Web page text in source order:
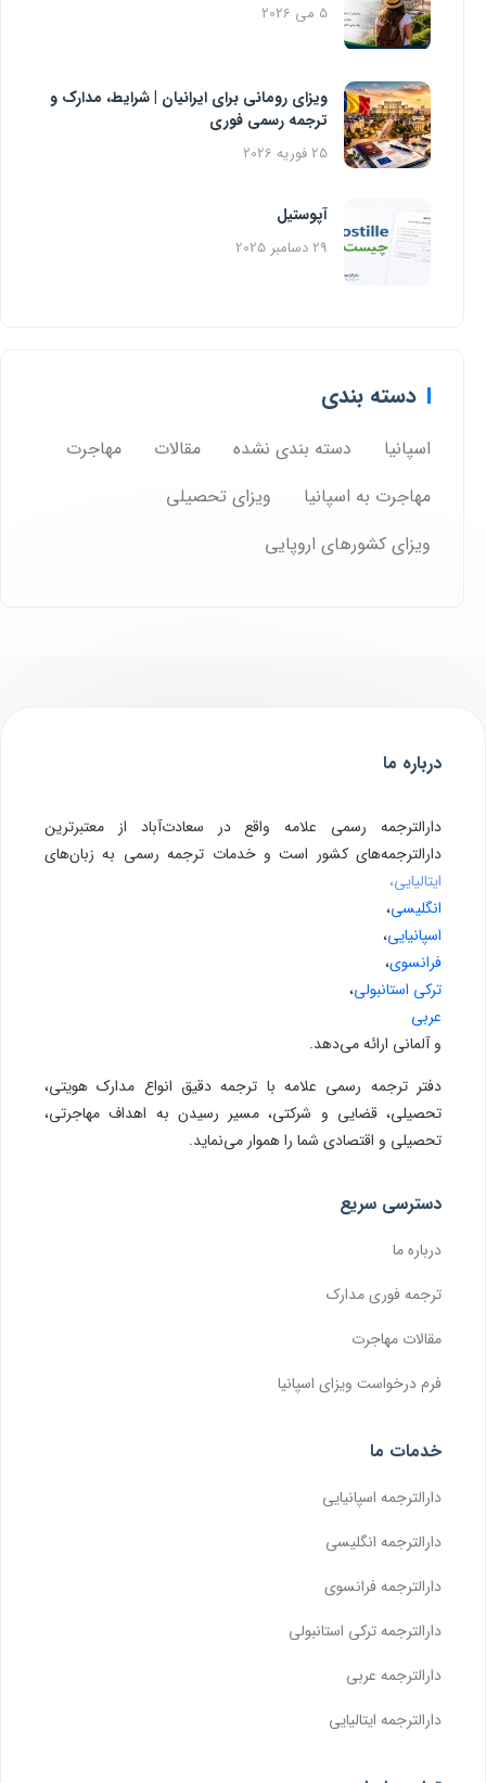
5 می 2026
ویزای رومانی برای ایرانیان | شرایط، مدارک و
ترجمه رسمی فوری
25 فوریه 2026
آپوستیل
29 دسامبر 2025
دسته بندی
اسپانیا دسته بندی نشده مقالات
مهاجرت
مهاجرت به اسپانیا
ویزای تحصیلی
ویزای کشورهای اروپایی
درباره ما
دارالترجمه رسمی علامه واقع در سعادت‌آباد از معتبرترین
دارالترجمه‌های کشور است و خدمات ترجمه رسمی به زبان‌های
ایتالیایی،
انگلیسی،
اسپانیایی،
فرانسوی،
ترکی استانبولی،
عربی
و آلمانی ارائه می‌دهد.
دفتر ترجمه رسمی علامه با ترجمه دقیق انواع مدارک هویتی،
تحصیلی، قضایی و شرکتی، مسیر رسیدن به اهداف مهاجرتی،
تحصیلی و اقتصادی شما را هموار می‌نماید.
دسترسی سریع
درباره ما
ترجمه فوری مدارک
مقالات مهاجرت
فرم درخواست ویزای اسپانیا
خدمات ما
دارالترجمه اسپانیایی
دارالترجمه انگلیسی
دارالترجمه فرانسوی
دارالترجمه ترکی استانبولی
دارالترجمه عربی
دارالترجمه ایتالیایی